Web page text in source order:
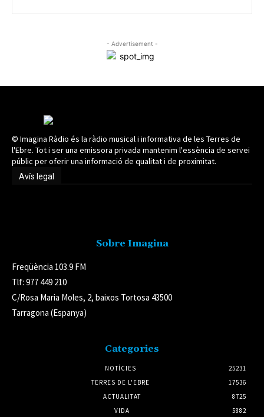
- Advertisement -
© Imagina Ràdio és la ràdio musical i informativa de les Terres de
l'Ebre. Tot i ser una emissora privada mantenim l'essència de servei
públic per oferir una informació de qualitat i de proximitat.
Avís legal
Sobre Imagina
Freqüència 103.9 FM
Tlf: 977 449 210
C/Rosa Maria Moles, 2, baixos Tortosa 43500
Tarragona (Espanya)
Categories
NOTÍCIES
25231
TERRES DE L'EBRE
17536
ACTUALITAT
8725
VIDA
5882